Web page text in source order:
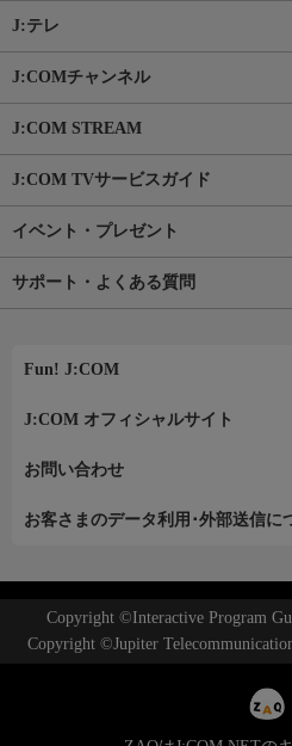
J:テレ
J:COMチャンネル
J:COM STREAM
J:COM TVサービスガイド
イベント・プレゼント
サポート・よくある質問
Fun! J:COM
J:COM オフィシャルサイト
お問い合わせ
お客さまのデータ利用･外部送信に
Copyright ©Interactive Program
Copyright ©Jupiter